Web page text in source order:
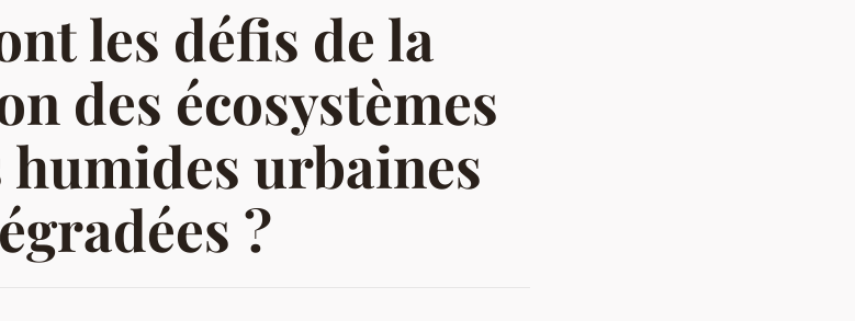
les défis de la
des écosystèmes
humides urbaines
?